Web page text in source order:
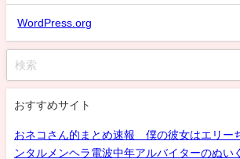
WordPress.org
おすすめサイト
おネコさん的まとめ速報 僕の彼女はエリー
ンタルメンヘラ電波中年アルバイターのぬい